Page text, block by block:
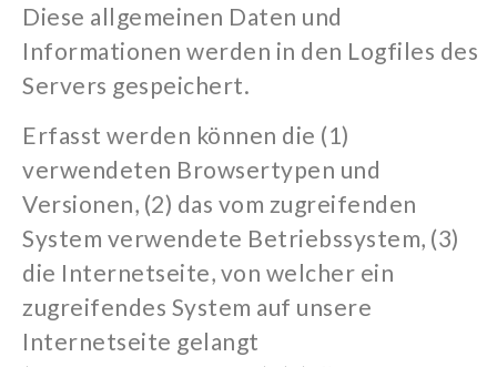
Diese allgemeinen Daten und
Informationen werden in den Logfiles des
Servers gespeichert.
Erfasst werden können die (1)
verwendeten Browsertypen und
Versionen, (2) das vom zugreifenden
System verwendete Betriebssystem, (3)
die Internetseite, von welcher ein
zugreifendes System auf unsere
Internetseite gelangt